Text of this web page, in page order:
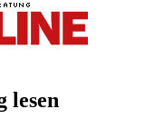
lesen